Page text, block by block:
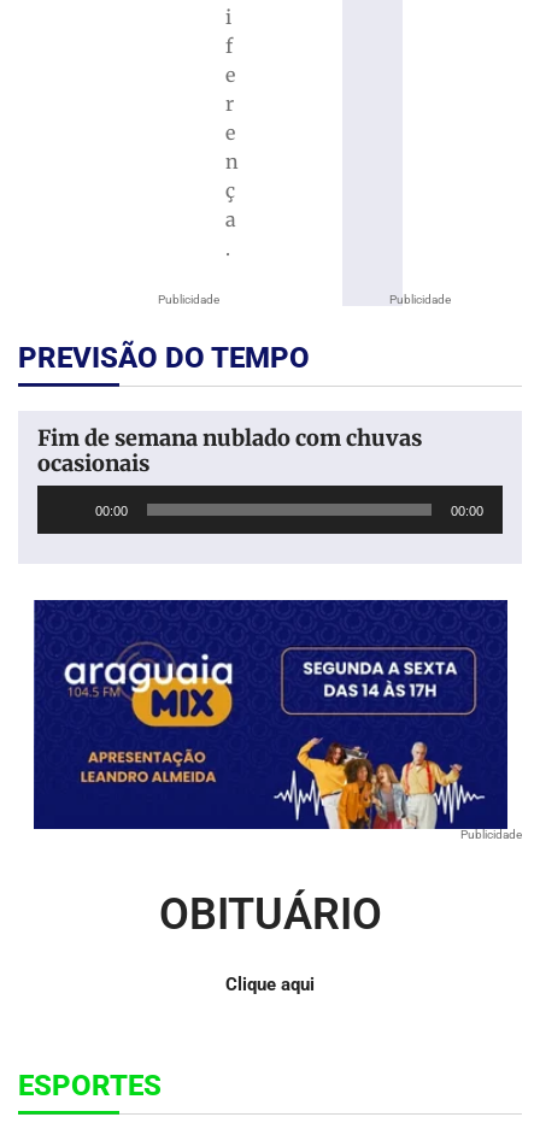
Publicidade
i
f
e
r
e
n
ç
a
.
Publicidade
PREVISÃO DO TEMPO
Fim de semana nublado com chuvas
ocasionais
00:00 00:00
Publicidade
OBITUÁRIO
Clique aqui
ESPORTES